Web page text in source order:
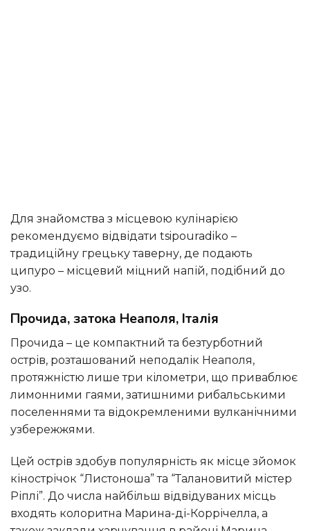
Для знайомства з місцевою кулінарією
рекомендуємо відвідати tsipouradiko –
традиційну грецьку таверну, де подають
ципуро – місцевий міцний напій, подібний до
узо.
Прочида, затока Неаполя, Італія
Прочида – це компактний та безтурботний
острів, розташований неподалік Неаполя,
протяжністю лише три кілометри, що приваблює
лимонними гаями, затишними рибальськими
поселеннями та відокремленими вулканічними
узбережжями.
Цей острів здобув популярність як місце зйомок
кінострічок “Листоноша” та “Талановитий містер
Ріплі”. До числа найбільш відвідуваних місць
входять колоритна Марина-ді-Коррічелла, а